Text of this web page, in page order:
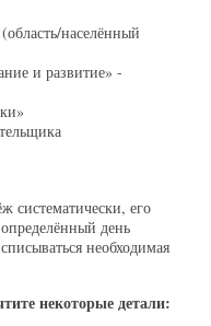
населённый
и развитие» -
систематически, его
день
необходимая
некоторые детали: